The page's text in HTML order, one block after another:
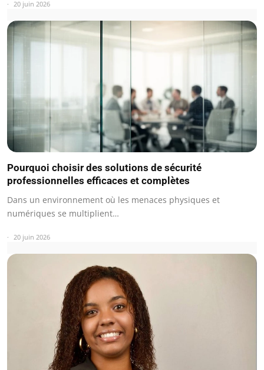
20 juin 2026
Pourquoi choisir des solutions de sécurité
professionnelles efficaces et complètes
Dans un environnement où les menaces physiques et
numériques se multiplient…
20 juin 2026